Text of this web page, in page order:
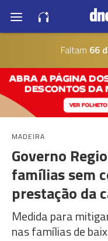
Faltam 66
MADEIRA
Governo
famílias sem
prestação da
Medida para
nas famílias de